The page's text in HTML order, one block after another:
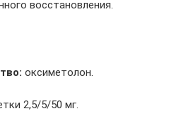
восстановления.
оксиметолон.
2,5/5/50 мг.